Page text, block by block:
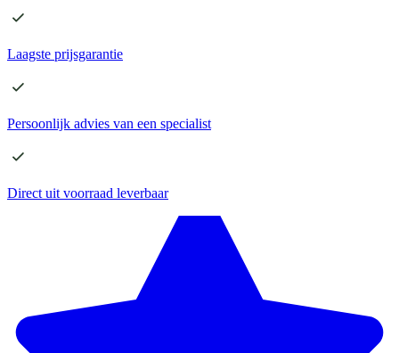
Laagste prijsgarantie
Persoonlijk advies van een specialist
Direct uit voorraad leverbaar